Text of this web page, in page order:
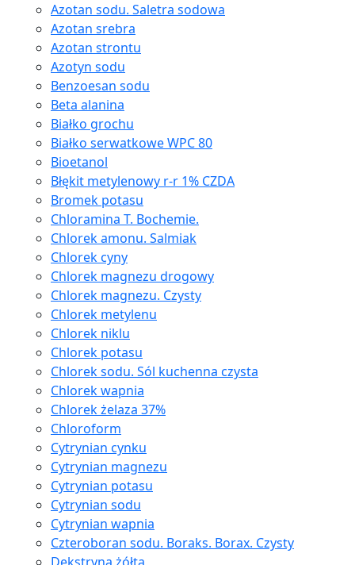
Azotan sodu. Saletra sodowa
Azotan srebra
Azotan strontu
Azotyn sodu
Benzoesan sodu
Beta alanina
Białko grochu
Białko serwatkowe WPC 80
Bioetanol
Błękit metylenowy r-r 1% CZDA
Bromek potasu
Chloramina T. Bochemie.
Chlorek amonu. Salmiak
Chlorek cyny
Chlorek magnezu drogowy
Chlorek magnezu. Czysty
Chlorek metylenu
Chlorek niklu
Chlorek potasu
Chlorek sodu. Sól kuchenna czysta
Chlorek wapnia
Chlorek żelaza 37%
Chloroform
Cytrynian cynku
Cytrynian magnezu
Cytrynian potasu
Cytrynian sodu
Cytrynian wapnia
Czteroboran sodu. Boraks. Borax. Czysty